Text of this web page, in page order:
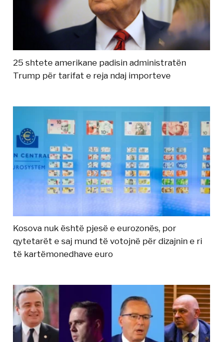
25 shtete amerikane padisin administratën
Trump për tarifat e reja ndaj importeve
Kosova nuk është pjesë e eurozonës, por
qytetarët e saj mund të votojnë për dizajnin e ri
të kartëmonedhave euro